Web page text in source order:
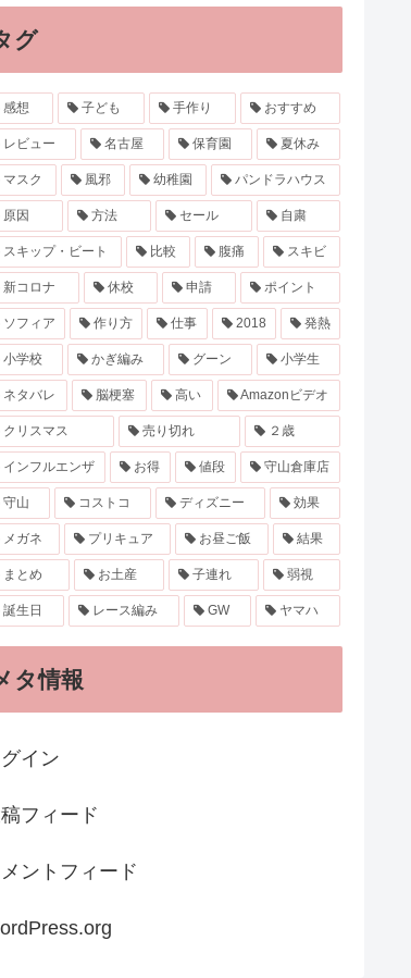
グ
感想 子ども 手作り おすすめ
レビュー 名古屋 保育園 夏休み
マスク 風邪 幼稚園 パンドラハウス
原因 方法 セール 自粛
スキップ・ビート 比較 腹痛 スキビ
新コロナ 休校 申請 ポイント
ソフィア 作り方 仕事 2018 発熱
小学校 かぎ編み グーン 小学生
ネタバレ 脳梗塞 高い Amazonビデオ
クリスマス 売り切れ ２歳
インフルエンザ お得 値段 守山倉庫店
守山 コストコ ディズニー 効果
メガネ プリキュア お昼ご飯 結果
まとめ お土産 子連れ 弱視
誕生日 レース編み GW ヤマハ
タ情報
イン
フィード
ントフィード